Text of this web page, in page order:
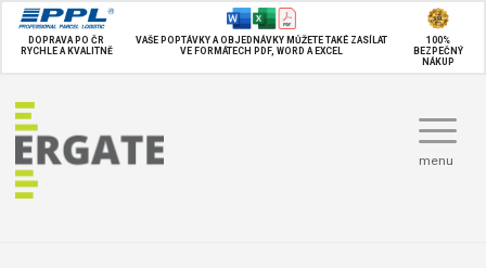
DOPRAVA PO ČR
RYCHLE A KVALITNĚ
VAŠE POPTÁVKY A OBJEDNÁVKY MŮŽETE TAKÉ ZASÍLAT
VE FORMÁTECH PDF, WORD A EXCEL
100%
BEZPEČNÝ
NÁKUP
menu